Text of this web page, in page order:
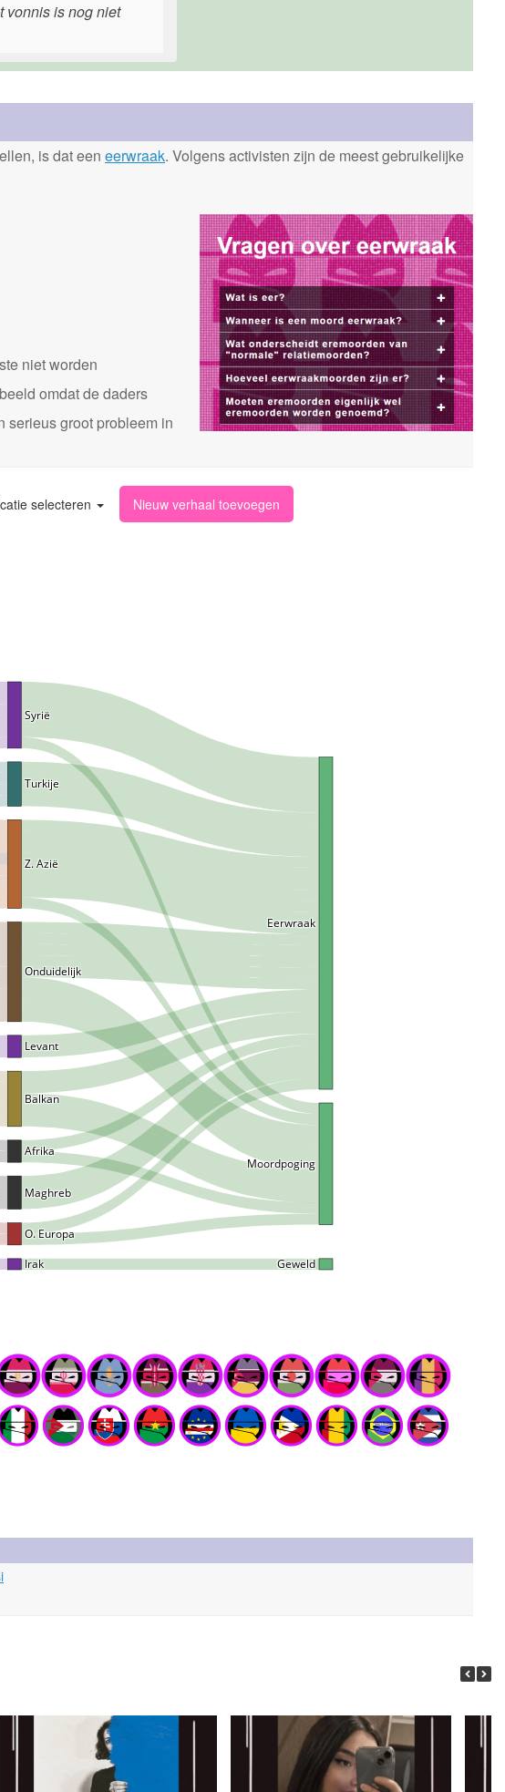
vonnis is nog niet
is dat een eerwraak. Volgens activisten zijn de meest gebruikelijke
niet worden
omdat de daders
serieus groot probleem in